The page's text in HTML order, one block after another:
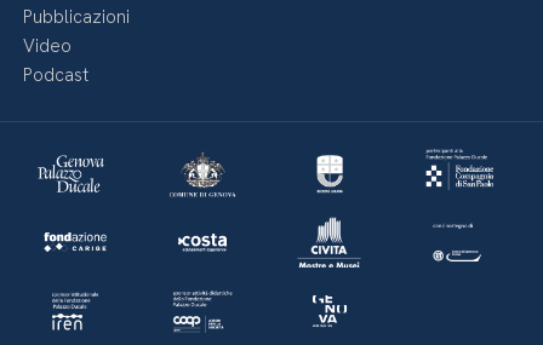
Pubblicazioni
Video
Podcast